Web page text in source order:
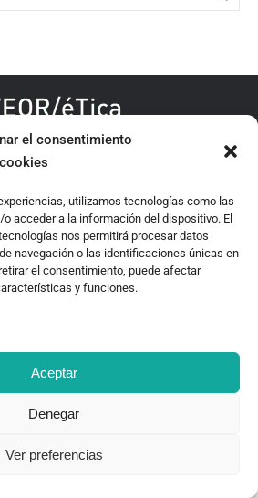
el consentimiento
utilizamos tecnologías como las
acceder a la información del dispositivo. El
nos permitirá procesar datos
navegación o las identificaciones únicas en
el consentimiento, puede afectar
y funciones.
Aceptar
Denegar
Ver preferencias
- Desarrollado por Oncenueve Estudio